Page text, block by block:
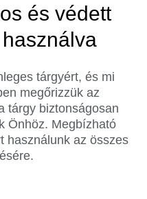
és védett
tárgyért, és mi
megőrizzük az
tárgy biztonságosan
Önhöz. Megbízható
használunk az összes